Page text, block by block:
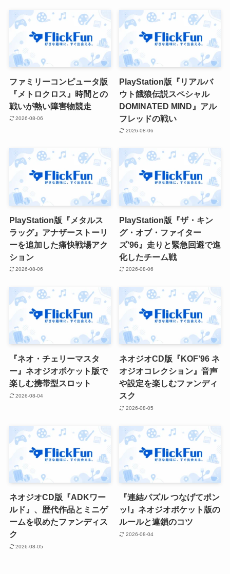
ファミリーコンピュータ版
『メトロクロス』時間との
戦いが熱い障害物競走
2026-08-06
PlayStation版『リアルバ
ウト餓狼伝説スペシャル
DOMINATED MIND』アル
フレッドの戦い
2026-08-06
PlayStation版『メタルス
ラッグ』アナザーストーリ
ーを追加した痛快戦場アク
ション
2026-08-06
PlayStation版『ザ・キン
グ・オブ・ファイター
ズ’96』走りと緊急回避で進
化したチーム戦
2026-08-06
『ネオ・チェリーマスタ
ー』ネオジオポケット版で
楽しむ携帯型スロット
2026-08-04
ネオジオCD版『KOF’96 ネ
オジオコレクション』音声
や設定を楽しむファンディ
スク
2026-08-05
ネオジオCD版『ADKワー
ルド』、歴代作品とミニゲ
ームを収めたファンディス
ク
2026-08-05
『連結パズル つなげてポン
ッ!』ネオジオポケット版の
ルールと連鎖のコツ
2026-08-04